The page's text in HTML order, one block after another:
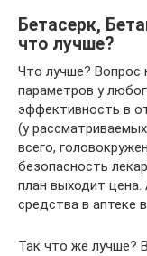
Бетасерк,
что лучше?
Что лучше? Вопрос
параметров у
эффективность в
(у
всего,
безопасность
план выходит
средства в аптеке
Так что же лучше?